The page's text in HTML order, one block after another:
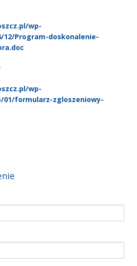
wp-
Program-doskonalenie-
wp-
01/formularz-zgloszeniowy-